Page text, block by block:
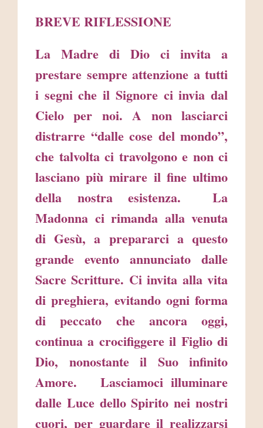
BREVE RIFLESSIONE
La Madre di Dio ci invita a
prestare sempre attenzione a tutti
i segni che il Signore ci invia dal
Cielo per noi. A non lasciarci
distrarre “dalle cose del mondo”,
che talvolta ci travolgono e non ci
lasciano più mirare il fine ultimo
della nostra esistenza. La
Madonna ci rimanda alla venuta
di Gesù, a prepararci a questo
grande evento annunciato dalle
Sacre Scritture. Ci invita alla vita
di preghiera, evitando ogni forma
di peccato che ancora oggi,
continua a crocifiggere il Figlio di
Dio, nonostante il Suo infinito
Amore. Lasciamoci illuminare
dalle Luce dello Spirito nei nostri
cuori, per guardare il realizzarsi